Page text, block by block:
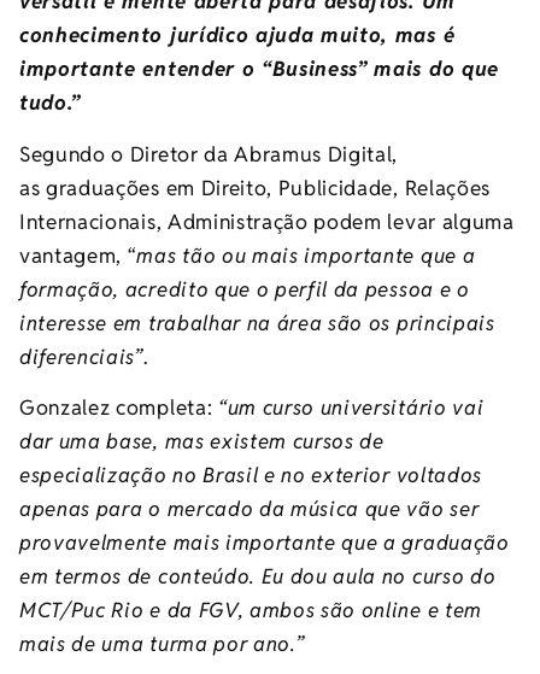
conhecimento jurídico ajuda muito, mas é
importante entender o “Business” mais do que
tudo.”
Segundo o Diretor da Abramus Digital,
as graduações em Direito, Publicidade, Relações
Internacionais, Administração podem levar alguma
vantagem, “mas tão ou mais importante que a
formação, acredito que o perfil da pessoa e o
interesse em trabalhar na área são os principais
diferenciais”.
Gonzalez completa: “um curso universitário vai
dar uma base, mas existem cursos de
especialização no Brasil e no exterior voltados
apenas para o mercado da música que vão ser
provavelmente mais importante que a graduação
em termos de conteúdo. Eu dou aula no curso do
MCT/Puc Rio e da FGV, ambos são online e tem
mais de uma turma por ano.”